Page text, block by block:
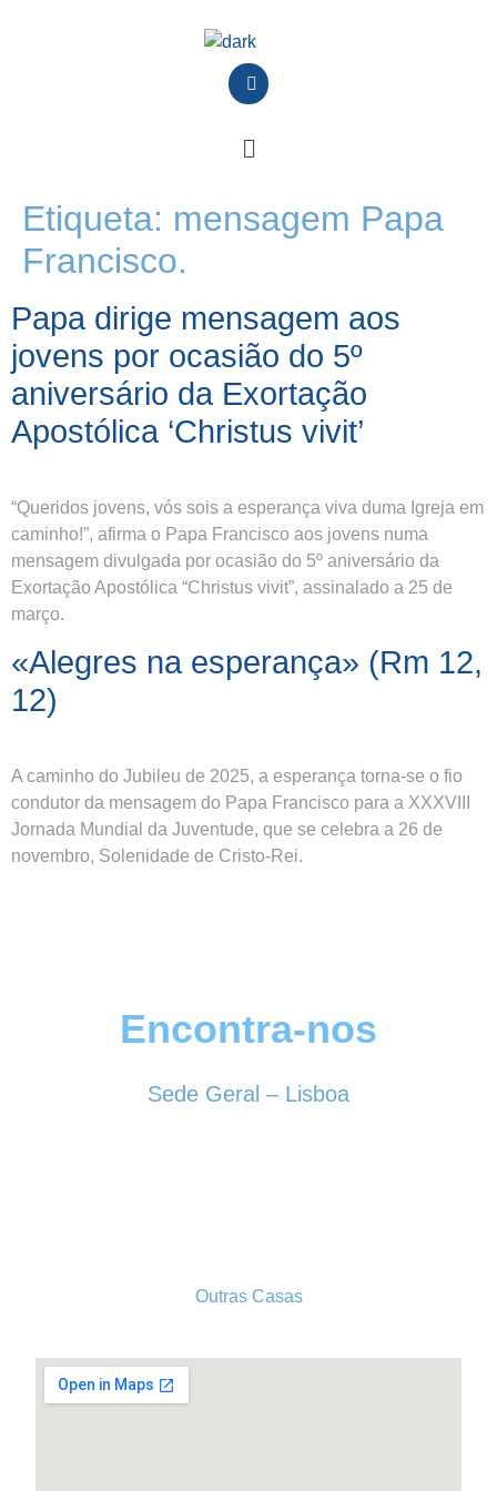
Etiqueta: mensagem Papa
Francisco.
Papa dirige mensagem aos
jovens por ocasião do 5º
aniversário da Exortação
Apostólica ‘Christus vivit’
“Queridos jovens, vós sois a esperança viva duma Igreja em
caminho!”, afirma o Papa Francisco aos jovens numa
mensagem divulgada por ocasião do 5º aniversário da
Exortação Apostólica “Christus vivit”, assinalado a 25 de
março.
«Alegres na esperança» (Rm 12,
12)
A caminho do Jubileu de 2025, a esperança torna-se o fio
condutor da mensagem do Papa Francisco para a XXXVIII
Jornada Mundial da Juventude, que se celebra a 26 de
novembro, Solenidade de Cristo-Rei.
Encontra-nos
Sede Geral – Lisboa
Outras Casas